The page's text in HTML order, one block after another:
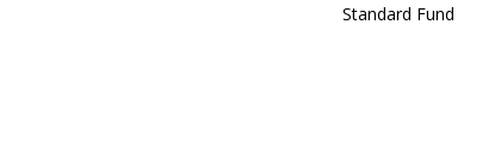
Standard Fund